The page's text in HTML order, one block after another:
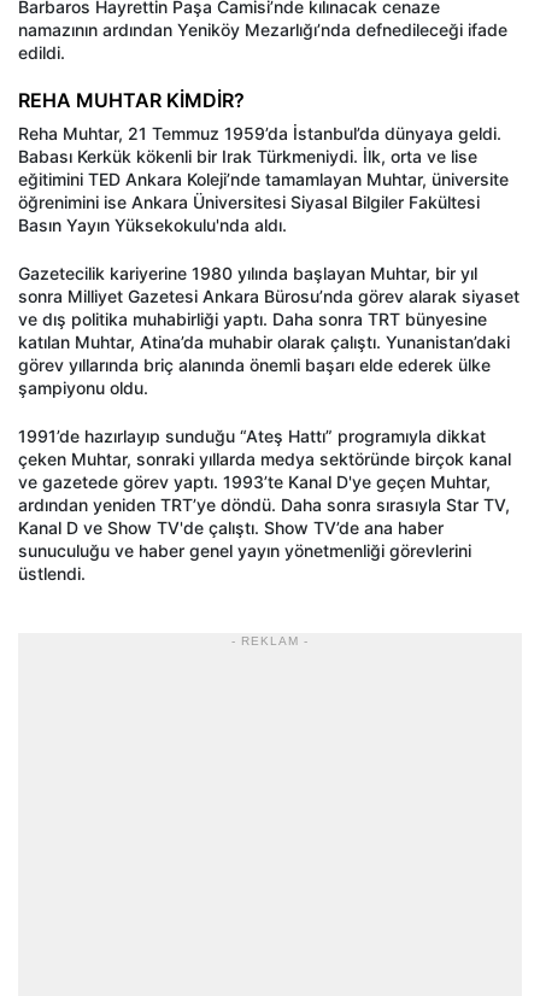
Barbaros Hayrettin Paşa Camisi’nde kılınacak cenaze
namazının ardından Yeniköy Mezarlığı’nda defnedileceği ifade
edildi.
REHA MUHTAR KİMDİR?
Reha Muhtar, 21 Temmuz 1959’da İstanbul’da dünyaya geldi.
Babası Kerkük kökenli bir Irak Türkmeniydi. İlk, orta ve lise
eğitimini TED Ankara Koleji’nde tamamlayan Muhtar, üniversite
öğrenimini ise Ankara Üniversitesi Siyasal Bilgiler Fakültesi
Basın Yayın Yüksekokulu'nda aldı.
Gazetecilik kariyerine 1980 yılında başlayan Muhtar, bir yıl
sonra Milliyet Gazetesi Ankara Bürosu’nda görev alarak siyaset
ve dış politika muhabirliği yaptı. Daha sonra TRT bünyesine
katılan Muhtar, Atina’da muhabir olarak çalıştı. Yunanistan’daki
görev yıllarında briç alanında önemli başarı elde ederek ülke
şampiyonu oldu.
1991’de hazırlayıp sunduğu “Ateş Hattı” programıyla dikkat
çeken Muhtar, sonraki yıllarda medya sektöründe birçok kanal
ve gazetede görev yaptı. 1993’te Kanal D'ye geçen Muhtar,
ardından yeniden TRT’ye döndü. Daha sonra sırasıyla Star TV,
Kanal D ve Show TV'de çalıştı. Show TV’de ana haber
sunuculuğu ve haber genel yayın yönetmenliği görevlerini
üstlendi.
- REKLAM -